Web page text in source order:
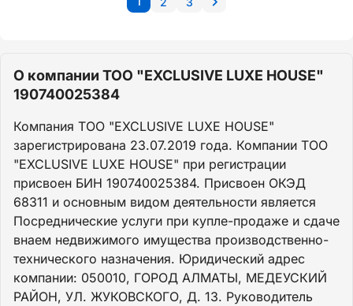
О компании ТОО "EXCLUSIVE LUXE HOUSE"
190740025384
Компания ТОО "EXCLUSIVE LUXE HOUSE"
зарегистрирована 23.07.2019 года. Компании ТОО
"EXCLUSIVE LUXE HOUSE" при регистрации
присвоен БИН 190740025384. Присвоен ОКЭД
68311 и основным видом деятельности является
Посреднические услуги при купле-продаже и сдаче
внаем недвижимого имущества производственно-
технического назначения. Юридический адрес
компании: 050010, ГОРОД АЛМАТЫ, МЕДЕУСКИЙ
РАЙОН, УЛ. ЖУКОВСКОГО, Д. 13. Руководитель